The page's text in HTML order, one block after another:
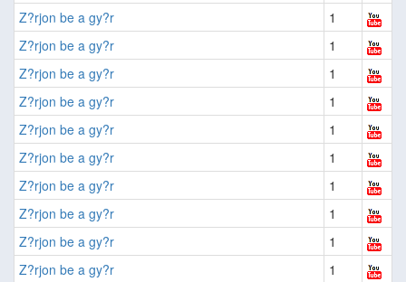
Z?rjon be a gy?r
1
Z?rjon be a gy?r
1
Z?rjon be a gy?r
1
Z?rjon be a gy?r
1
Z?rjon be a gy?r
1
Z?rjon be a gy?r
1
Z?rjon be a gy?r
1
Z?rjon be a gy?r
1
Z?rjon be a gy?r
1
Z?rjon be a gy?r
1